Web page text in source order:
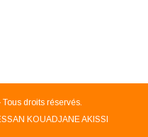
droits réservés.
KOUADJANE AKISSI